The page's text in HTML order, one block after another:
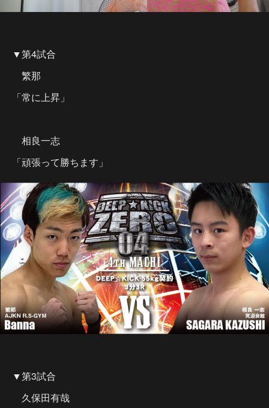
▼第4試合
繁那
「常に上昇」
相良一志
「頑張って勝ちます」
▼第3試合
久保田有哉